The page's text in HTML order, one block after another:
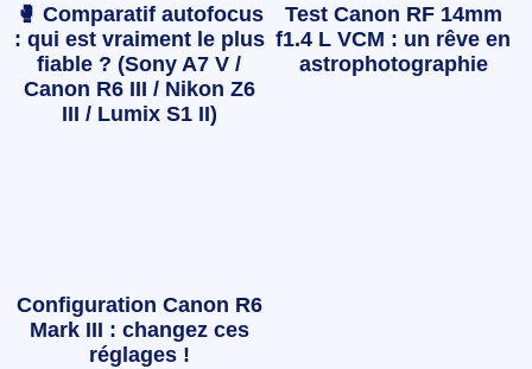
🥊 Comparatif autofocus
: qui est vraiment le plus
fiable ? (Sony A7 V /
Canon R6 III / Nikon Z6
III / Lumix S1 II)
Test Canon RF 14mm
f1.4 L VCM : un rêve en
astrophotographie
Configuration Canon R6
Mark III : changez ces
réglages !